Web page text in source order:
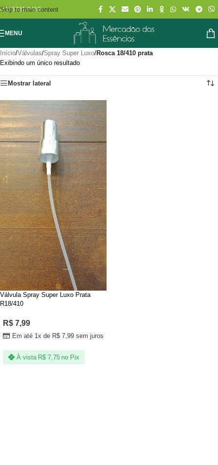
Skip to main content
(11) 3731-2452
MENU
Início/Válvulas/Spray Super Luxo/Rosca 18/410 prata
Exibindo um único resultado
Mostrar lateral
Válvula Spray Super Luxo Prata
R18/410
R$ 7,99
Em até 1x de R$7,99sem juros
À vista R$7,75 no Pix